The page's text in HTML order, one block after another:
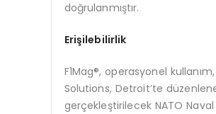
doğrulanmıştır.
Erişilebilirlik
F1Mag®, operasyonel
Solutions, Detroit’te
gerçekleştirilecek NATO